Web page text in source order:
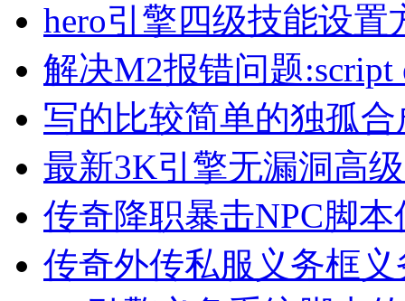
hero引擎四级技能设置
解决M2报错问题:script
写的比较简单的独孤
最新3K引擎无漏洞高
传奇降职暴击NPC脚
传奇外传私服义务框